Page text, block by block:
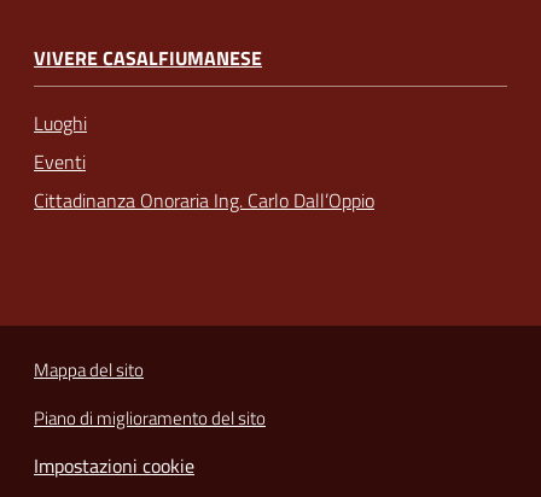
VIVERE CASALFIUMANESE
Luoghi
Eventi
Cittadinanza Onoraria Ing. Carlo Dall’Oppio
Mappa del sito
Piano di miglioramento del sito
Impostazioni cookie